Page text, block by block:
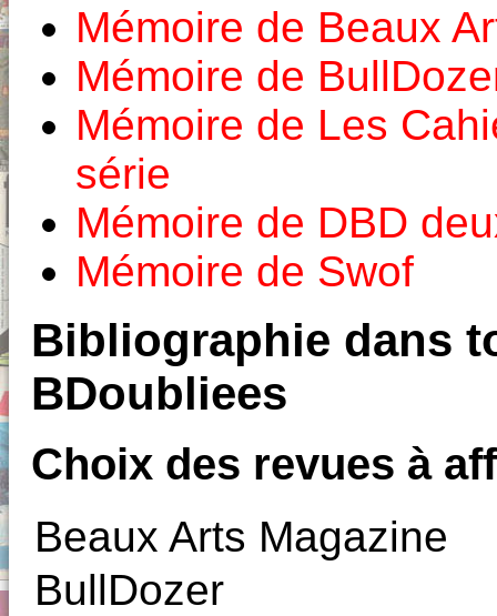
Mémoire de Beaux
Mémoire de
Mémoire de Les
série
Mémoire de DBD
Mémoire de Swof
Bibliographie dans
BDoubliees
Choix des revues à
Beaux Arts Magazine
BullDozer